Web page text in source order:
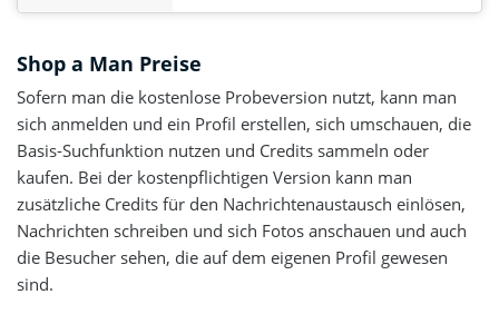
Shop a Man Preise
Sofern man die kostenlose Probeversion nutzt, kann man
sich anmelden und ein Profil erstellen, sich umschauen, die
Basis-Suchfunktion nutzen und Credits sammeln oder
kaufen. Bei der kostenpflichtigen Version kann man
zusätzliche Credits für den Nachrichtenaustausch einlösen,
Nachrichten schreiben und sich Fotos anschauen und auch
die Besucher sehen, die auf dem eigenen Profil gewesen
sind.